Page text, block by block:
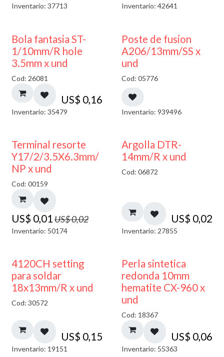
Inventario: 37713 Inventario: 42641
Bola fantasia ST-
1/10mm/R hole
3.5mm x und
Cod: 26081
US$ 0,16
Inventario: 35479
Poste de fusion
A206/13mm/SS x
und
Cod: 05776
Inventario: 939496
50% DESCUENTO
Terminal resorte
Y17/2/3.5X6.3mm/
NP x und
Cod: 00159
US$ 0,01 US$0,02
Inventario: 50174
Argolla DTR-
14mm/R x und
Cod: 06872
US$ 0,02
Inventario: 27855
4120CH setting
para soldar
18x13mm/R x und
Cod: 30572
US$ 0,15
Inventario: 19151
Perla sintetica
redonda 10mm
hematite CX-960 x
und
Cod: 18367
US$ 0,06
Inventario: 55363